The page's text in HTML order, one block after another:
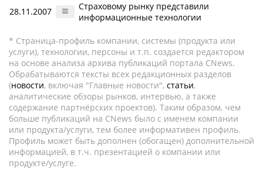
28.11.2007
Страховому рынку представили
информационные технологии
* Страница-профиль компании, системы (продукта или
услуги), технологии, персоны и т.п. создается редактором
на основе анализа архива публикаций портала CNews.
Обрабатываются тексты всех редакционных разделов
(новости, включая "Главные новости", статьи,
аналитические обзоры рынков, интервью, а также
содержание партнёрских проектов). Таким образом, чем
больше публикаций на CNews было с именем компании
или продукта/услуги, тем более информативен профиль.
Профиль может быть дополнен (обогащен) дополнительной
информацией, в т.ч. презентацией о компании или
продукте/услуге.